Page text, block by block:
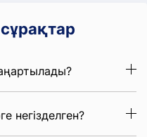
негізделген?